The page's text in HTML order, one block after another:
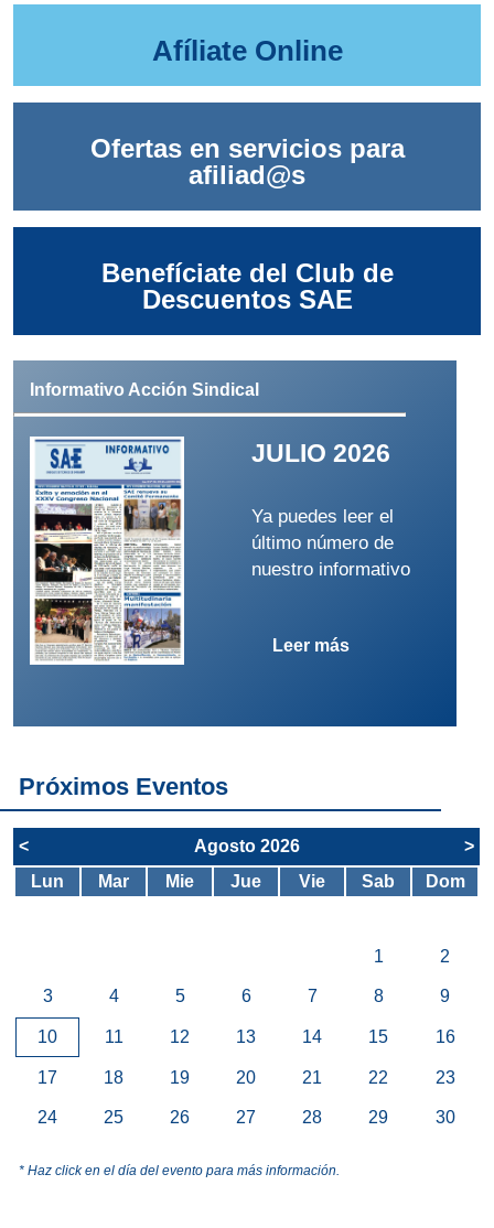
Afíliate Online
Ofertas en servicios para
afiliad@s
Benefíciate del Club de
Descuentos SAE
Informativo Acción Sindical
JULIO 2026
Ya puedes leer el
último número de
nuestro informativo
Leer más
Próximos Eventos
< Agosto 2026
>
Lun
Mar Mie Jue Vie Sab Dom
1 2
3 4 5 6 7 8 9
10 11 12 13 14 15 16
17 18 19 20 21 22 23
24 25 26 27 28 29 30
* Haz click en el día del evento para más información.